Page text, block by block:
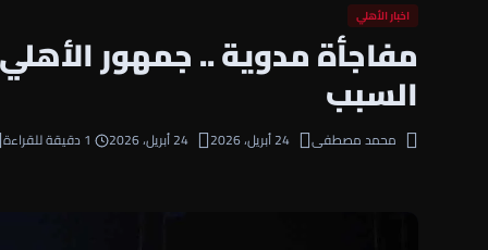
اخبار الأهلي
مفاجأة مدوية .. جمهور
السبب
محمد مصطفى 24 أبريل، 2026 24 أبريل، 2026 1 دقيقة للقراءة